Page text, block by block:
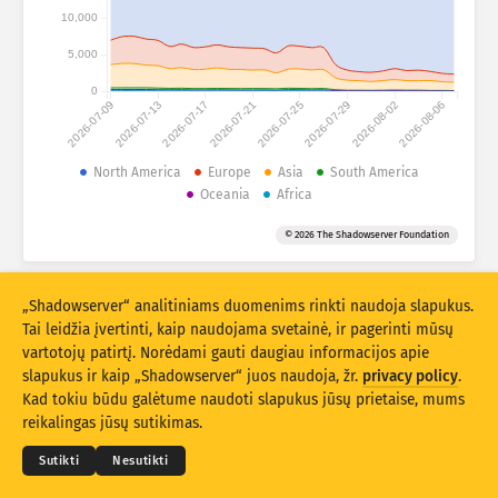
Pagalba
Duomenų rinkinys
Persidengia
Atnaujinti Atnaujinti
Atsisiųsti kaip PNG
2026-07-092026-07-132026-07-172026-07-212026-07-252026-07-292026-08-022026-08-06
0
5,000
10,000
North America Europe Asia
South America
Oceania
Africa
© 2026 The Shadowserver Foundation
© 2026THE SHADOWSERVER FOUNDATION
Privatumo politika ir sąlygos
Susisiekite su mumis
Kūrėjų sąrašas
„Shadowserver“ analitiniams duomenims rinkti naudoja slapukus.
Tai leidžia įvertinti, kaip naudojama svetainė, ir pagerinti mūsų
vartotojų patirtį. Norėdami gauti daugiau informacijos apie
slapukus ir kaip „Shadowserver“ juos naudoja, žr. privacy policy.
Kad tokiu būdu galėtume naudoti slapukus jūsų prietaise, mums
reikalingas jūsų sutikimas.
Sutikti Nesutikti